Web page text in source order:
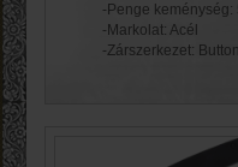
-Penge keménység:
-Markolat: Acél
-Zárszerkezet: